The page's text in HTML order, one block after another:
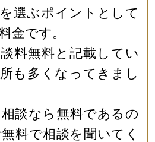
選ぶポイントとして
金です。
料無料と記載してい
も多くなってきまし
談なら無料であるの
料で相談を聞いてく